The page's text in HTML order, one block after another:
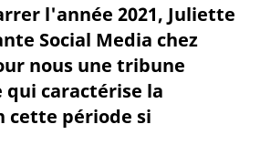
l'année 2021, Juliette
Social Media chez
nous une tribune
qui caractérise la
cette période si